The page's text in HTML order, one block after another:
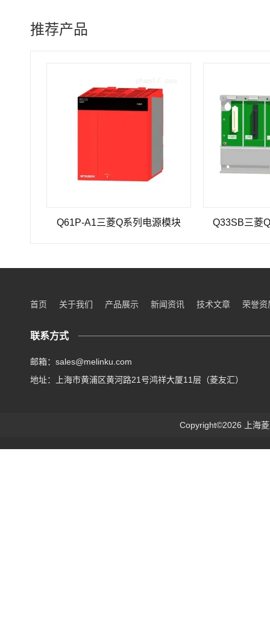
推荐产品
Q61P-A1三菱Q系列电源模块 Q33SB三菱Q系列
首页 关于我们 产品展示 新闻资讯 技术文章 荣誉资
联系方式
邮箱：sales@melinku.com
地址：上海市黄浦区黄河路21号鸿祥大厦11层（菱友汇）
Copyright©2026 上海